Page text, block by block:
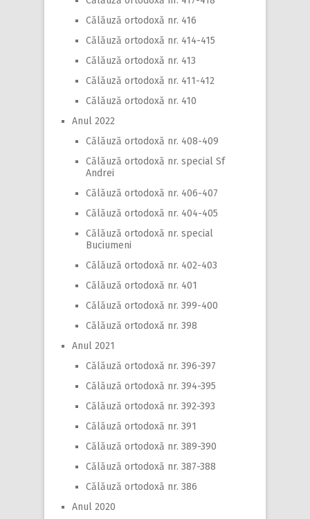
Călăuză ortodoxă nr. 416
Călăuză ortodoxă nr. 414-415
Călăuză ortodoxă nr. 413
Călăuză ortodoxă nr. 411-412
Călăuză ortodoxă nr. 410
Anul 2022
Călăuză ortodoxă nr. 408-409
Călăuză ortodoxă nr. special Sf
Andrei
Călăuză ortodoxă nr. 406-407
Călăuză ortodoxă nr. 404-405
Călăuză ortodoxă nr. special
Buciumeni
Călăuză ortodoxă nr. 402-403
Călăuză ortodoxă nr. 401
Călăuză ortodoxă nr. 399-400
Călăuză ortodoxă nr. 398
Anul 2021
Călăuză ortodoxă nr. 396-397
Călăuză ortodoxă nr. 394-395
Călăuză ortodoxă nr. 392-393
Călăuză ortodoxă nr. 391
Călăuză ortodoxă nr. 389-390
Călăuză ortodoxă nr. 387-388
Călăuză ortodoxă nr. 386
Anul 2020